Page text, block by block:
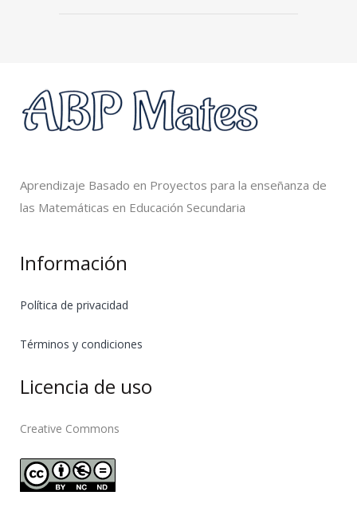
Aprendizaje Basado en Proyectos para la enseñanza de
las Matemáticas en Educación Secundaria
Información
Política de privacidad
Términos y condiciones
Licencia de uso
Creative Commons